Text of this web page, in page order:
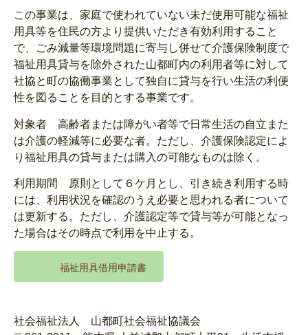
この事業は、家庭で使われていない未だ使用可能な福祉
用具等を住民の方より提供いただき有効利用すること
で、ごみ減量等環境問題に寄与し併せて介護保険制度で
福祉用具貸与を除外された山都町内の利用者等に対して
社協と町の協働事業として独自に貸与を行い生活の利便
性を図ることを目的とする事業です。
対象者 高齢者または障がい者等で日常生活の自立また
は介護の軽減等に必要な者。ただし、介護保険認定によ
り福祉用具の貸与または購入の可能なものは除く。
利用期間 原則として６ケ月とし、引き続き利用する時
には、利用状況を確認のうえ必要と思われる者について
は更新する。ただし、介護認定等で貸与等が可能となっ
た場合はその時点で利用を中止する。
福祉用具借用申請書
社会福祉法人 山都町社会福祉協議会